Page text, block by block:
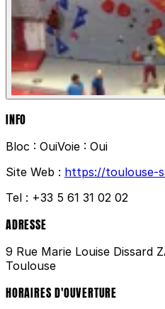
INFO
Bloc : OuiVoie : Oui
Site Web : https://toulouse-
Tel : +33 5 61 31 02 02
ADRESSE
9 Rue Marie Louise Dissard
Toulouse
HORAIRES D'OUVERTURE